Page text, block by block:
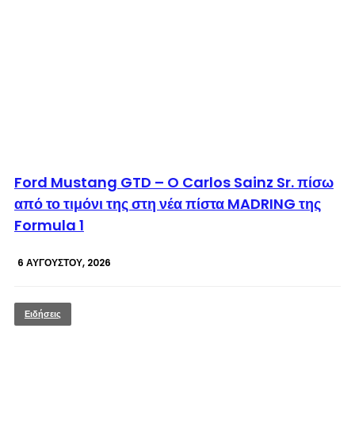
Ford Mustang GTD – O Carlos Sainz Sr. πίσω
από το τιμόνι της στη νέα πίστα MADRING της
Formula 1
6 ΑΥΓΟΎΣΤΟΥ, 2026
Ειδήσεις